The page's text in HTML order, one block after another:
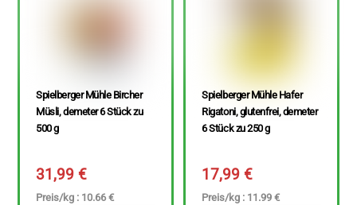
Spielberger Mühle Bircher
Müsli, demeter 6 Stück zu
500 g
31,99€
Preis/kg : 10.66 €
Spielberger Mühle Hafer
Rigatoni, glutenfrei, demeter
6 Stück zu 250 g
17,99€
Preis/kg : 11.99 €